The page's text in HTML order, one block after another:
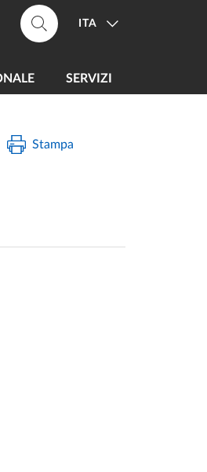
ITA
SERVIZI
Stampa